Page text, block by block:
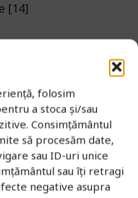
folosim
a stoca și/sau
Consimțământul
să procesăm date,
sau ID-uri unice
sau îți retragi
negative asupra
[14]
DB2160
de aer